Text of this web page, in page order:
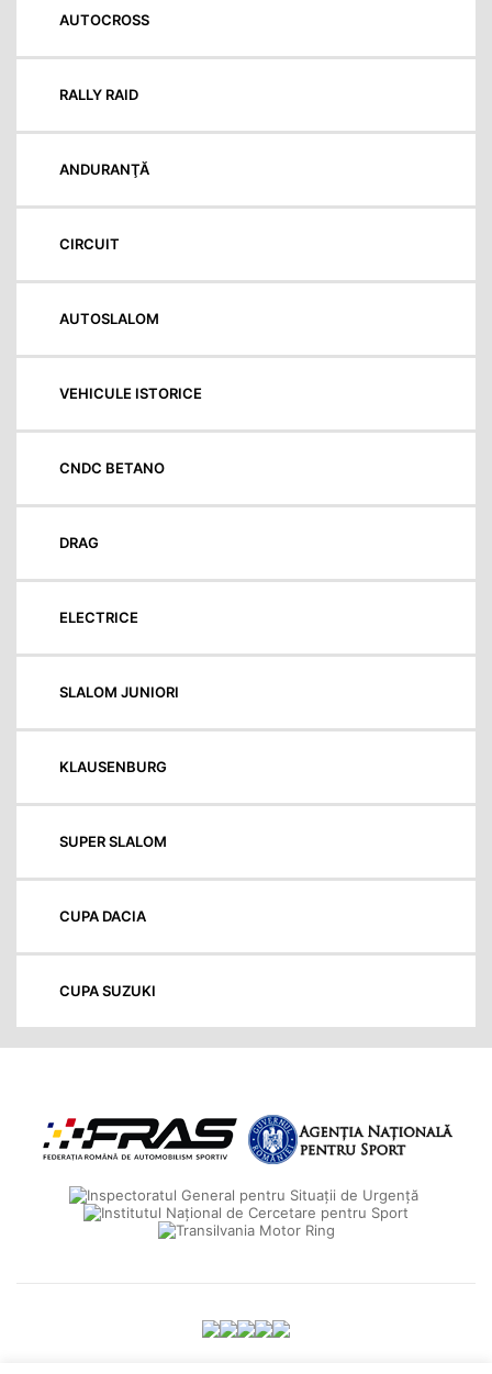
AUTOCROSS
RALLY RAID
ANDURANŢĂ
CIRCUIT
AUTOSLALOM
VEHICULE ISTORICE
CNDC BETANO
DRAG
ELECTRICE
SLALOM JUNIORI
KLAUSENBURG
SUPER SLALOM
CUPA DACIA
CUPA SUZUKI